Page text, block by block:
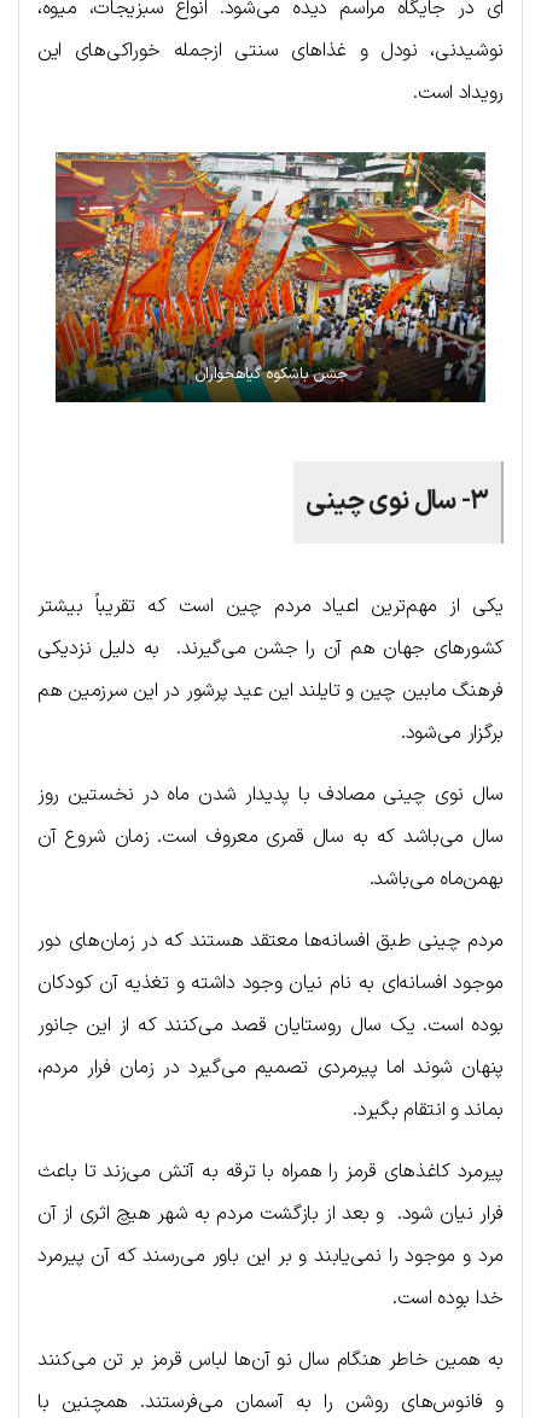
ای در جایگاه مراسم دیده می‌شود. انواع سبزیجات، میوه،
نوشیدنی، نودل و غذاهای سنتی ازجمله خوراکی‌های این
رویداد است.
جشن باشکوه گیاهخواران
۳- سال نوی چینی
یکی از مهم‌ترین اعیاد مردم چین است که تقریباً بیشتر
کشورهای جهان هم آن را جشن می‌گیرند. به دلیل نزدیکی
فرهنگ مابین چین و تایلند این عید پرشور در این سرزمین هم
برگزار می‌شود.
سال نوی چینی مصادف با پدیدار شدن ماه در نخستین روز
سال می‌باشد که به سال قمری معروف است. زمان شروع آن
بهمن‌ماه می‌باشد.
مردم چینی طبق افسانه‌ها معتقد هستند که در زمان‌های دور
موجود افسانه‌ای به نام نیان وجود داشته و تغذیه آن کودکان
بوده است. یک سال روستایان قصد می‌کنند که از این جانور
پنهان شوند اما پیرمردی تصمیم می‌گیرد در زمان فرار مردم،
بماند و انتقام بگیرد.
پیرمرد کاغذهای قرمز را همراه با ترقه به آتش می‌زند تا باعث
فرار نیان شود. و بعد از بازگشت مردم به شهر هیچ اثری از آن
مرد و موجود را نمی‌یابند و بر این باور می‌رسند که آن پیرمرد
خدا بوده است.
به همین خاطر هنگام سال نو آن‌ها لباس قرمز بر تن می‌کنند
و فانوس‌های روشن را به آسمان می‌فرستند. همچنین با